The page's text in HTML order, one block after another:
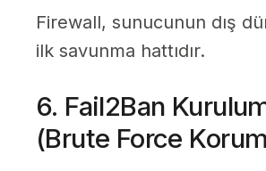
Firewall, sunucunun dış
ilk savunma hattıdır.
6. Fail2Ban
(Brute Force